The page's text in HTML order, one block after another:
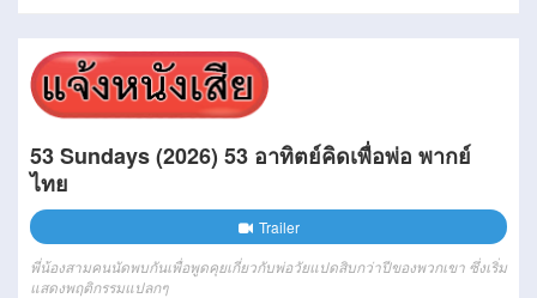
53 Sundays (2026) 53 อาทิตย์คิดเพื่อพ่อ พากย์
ไทย
Trailer
พี่น้องสามคนนัดพบกันเพื่อพูดคุยเกี่ยวกับพ่อวัยแปดสิบกว่าปีของพวกเขา ซึ่งเริ่ม
แสดงพฤติกรรมแปลกๆ